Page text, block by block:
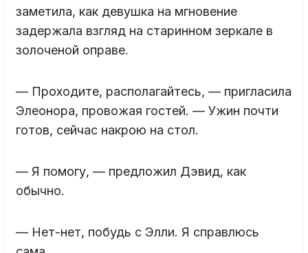
заметила, как девушка на мгновение
задержала взгляд на старинном зеркале в
золоченой оправе.
— Проходите, располагайтесь, — пригласила
Элеонора, провожая гостей. — Ужин почти
готов, сейчас накрою на стол.
— Я помогу, — предложил Дэвид, как
обычно.
— Нет-нет, побудь с Элли. Я справлюсь